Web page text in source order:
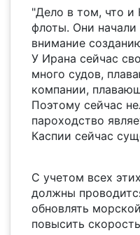
"Дело в том, что и
флоты. Они начали
внимание
У Ирана сейчас
много судов,
компании,
Поэтому сейчас
пароходство
Каспии сейчас
С учетом всех
должны
обновлять
повысить